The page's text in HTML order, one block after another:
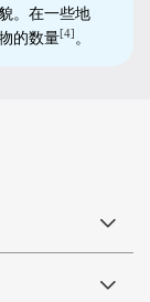
。在一些地
的数量[4] 。